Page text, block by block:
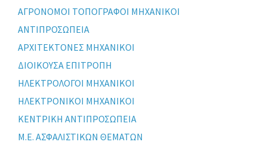
ΑΓΡΟΝΟΜΟΙ ΤΟΠΟΓΡΑΦΟΙ ΜΗΧΑΝΙΚΟΙ
ΑΝΤΙΠΡΟΣΩΠΕΙΑ
ΑΡΧΙΤΕΚΤΟΝΕΣ ΜΗΧΑΝΙΚΟΙ
ΔΙΟΙΚΟΥΣΑ ΕΠΙΤΡΟΠΗ
ΗΛΕΚΤΡΟΛΟΓΟΙ ΜΗΧΑΝΙΚΟΙ
ΗΛΕΚΤΡΟΝΙΚΟΙ ΜΗΧΑΝΙΚΟΙ
ΚΕΝΤΡΙΚΗ ΑΝΤΙΠΡΟΣΩΠΕΙΑ
Μ.Ε. ΑΣΦΑΛΙΣΤΙΚΩΝ ΘΕΜΑΤΩΝ